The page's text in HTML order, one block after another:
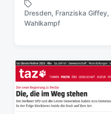
e
r
ö
n
t
l
i
c
r
n
t
i
c
S
a
g
w
ö
r
Dresden, Franziska Giffey,
Wahlkampf